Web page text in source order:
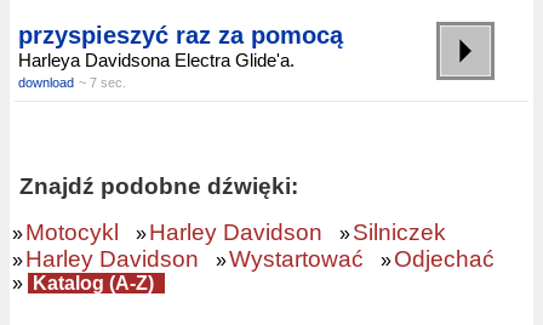
przyspieszyć raz za pomocą
Harleya Davidsona Electra Glide'a.
download ~ 7 sec.
Znajdź podobne dźwięki:
»Motocykl »Harley Davidson »Silniczek
»Harley Davidson »Wystartować »Odjechać
» Katalog (A-Z)